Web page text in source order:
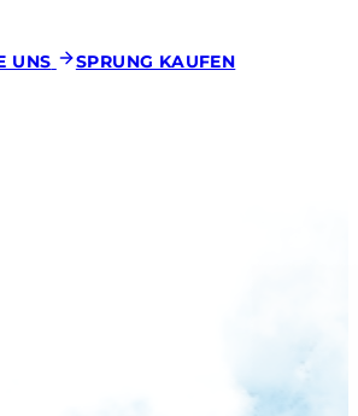
UNS SPRUNG KAUFEN